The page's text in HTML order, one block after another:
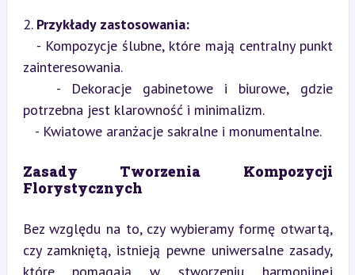
2. Przykłady zastosowania:
zainteresowania.
potrzebna jest klarowność i minimalizm.
   - Kwiatowe aranżacje sakralne i monumentalne.
Zasady Tworzenia Kompozycji
Florystycznych
Bez względu na to, czy wybieramy formę otwartą,
czy zamkniętą, istnieją pewne uniwersalne zasady,